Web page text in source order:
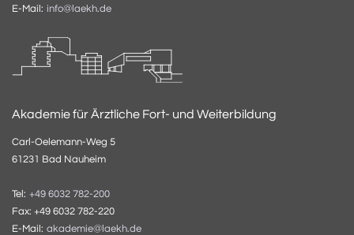
E-Mail: info@laekh.de
Akademie für Ärztliche Fort- und Weiterbildung
Carl-Oelemann-Weg 5
61231 Bad Nauheim
Tel: +49 6032 782-200
Fax: +49 6032 782-220
E-Mail: akademie@laekh.de